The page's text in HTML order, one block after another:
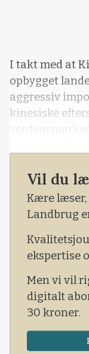
I takt med at
opbygget
aggressiv
kinesiske
end 50
Vil du
Kære
Landbrug
ekspertise
Men vi vil
digitalt
30 kroner.